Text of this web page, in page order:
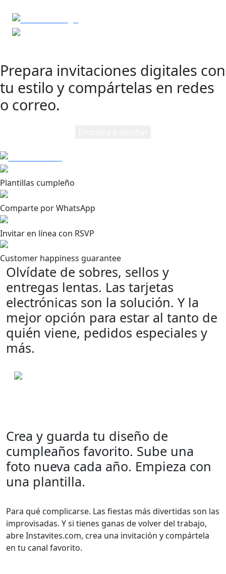
Prepara invitaciones digitales con
tu estilo y compártelas en redes
o correo.
Plantillas cumpleño
Comparte por WhatsApp
Invitar en línea con RSVP
Customer happiness guarantee
Olvídate de sobres, sellos y
entregas lentas. Las tarjetas
electrónicas son la solución. Y la
mejor opción para estar al tanto de
quién viene, pedidos especiales y
más.
Crea y guarda tu diseño de
cumpleaños favorito. Sube una
foto nueva cada año. Empieza con
una plantilla.
Para qué complicarse. Las fiestas más divertidas son las
improvisadas. Y si tienes ganas de volver del trabajo,
abre Instavites.com, crea una invitación y compártela
en tu canal favorito.